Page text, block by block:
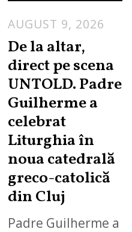
AUGUST 9, 2026
De la altar,
direct pe scena
UNTOLD. Padre
Guilherme a
celebrat
Liturghia în
noua catedrală
greco-catolică
din Cluj
Padre Guilherme a